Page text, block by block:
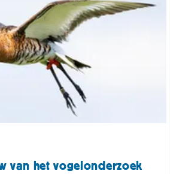
van het vogelonderzoek